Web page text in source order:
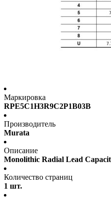
Маркировка
RPE5C1H3R9C2P1B03B
Производитель
Murata
Описание
Monolithic Radial Lead
Количество страниц
1 шт.